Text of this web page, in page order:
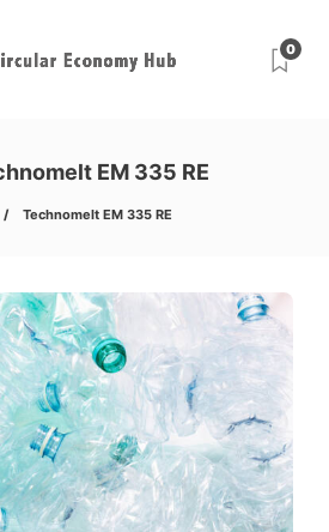
0
EM 335 RE
Technomelt EM 335 RE